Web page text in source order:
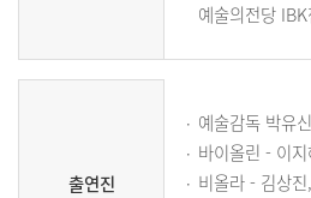
예술의전당
출연진
예술감독 박유신
바이올린 - 이
비올라 - 김상